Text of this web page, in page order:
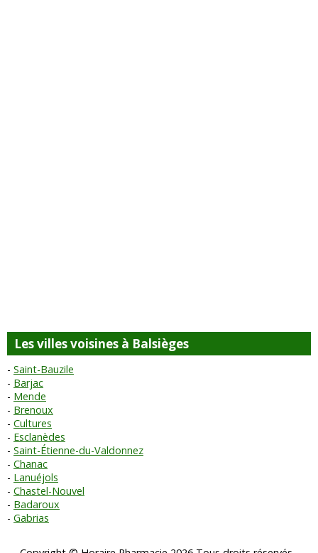
Les villes voisines à Balsièges
Saint-Bauzile
Barjac
Mende
Brenoux
Cultures
Esclanèdes
Saint-Étienne-du-Valdonnez
Chanac
Lanuéjols
Chastel-Nouvel
Badaroux
Gabrias